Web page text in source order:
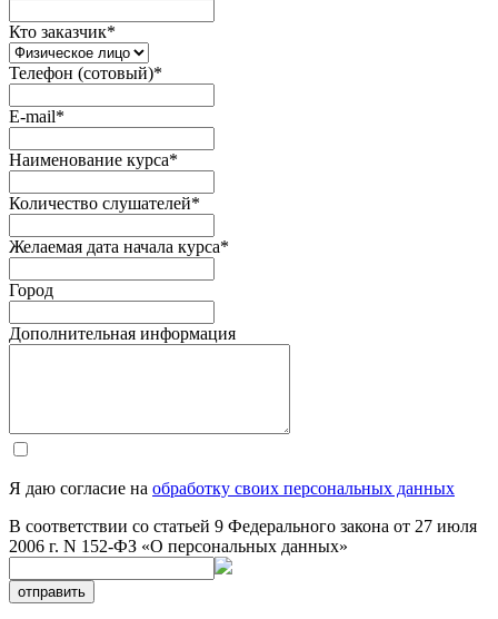
Кто заказчик*
Телефон (сотовый)*
E-mail*
Наименование курса*
Количество слушателей*
Желаемая дата начала курса*
Город
Дополнительная информация
Я даю согласие на обработку своих персональных данных
В соответствии со статьей 9 Федерального закона от 27 июля
2006 г. N 152-ФЗ «О персональных данных»
отправить